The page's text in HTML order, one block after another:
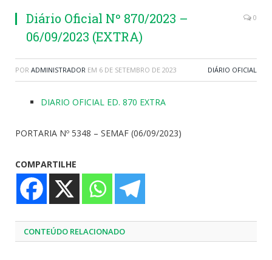
Diário Oficial Nº 870/2023 –
06/09/2023 (EXTRA)
0
POR ADMINISTRADOR EM 6 DE SETEMBRO DE 2023 DIÁRIO OFICIAL
DIARIO OFICIAL ED. 870 EXTRA
PORTARIA Nº 5348 – SEMAF (06/09/2023)
COMPARTILHE
CONTEÚDO RELACIONADO